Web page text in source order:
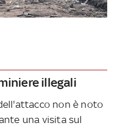
illegali
non è noto
una visita sul